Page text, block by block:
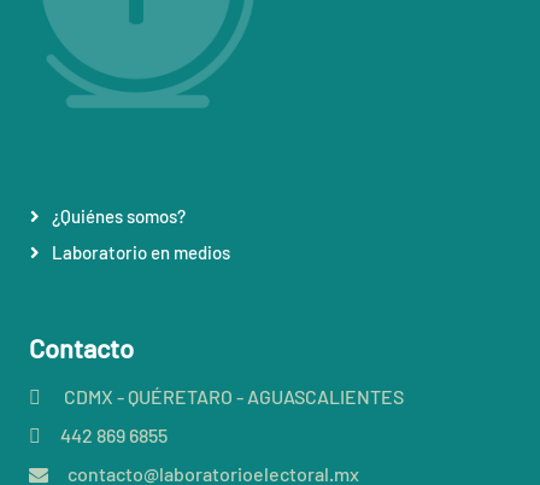
¿Quiénes somos?
Laboratorio en medios
Contacto
CDMX - QUÉRETARO - AGUASCALIENTES
442 869 6855
contacto@laboratorioelectoral.mx